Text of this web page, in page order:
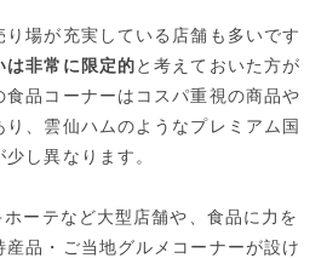
り場が充実している店舗も多いです
は非常に限定的と考えておいた方が
食品コーナーはコスパ重視の商品や
、雲仙ハムのようなプレミアム国
し異なります。
ーテなど大型店舗や、食品に力を
産品・ご当地グルメコーナーが設け